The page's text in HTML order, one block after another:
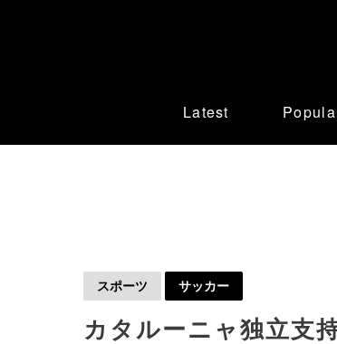
Latest
スポーツ サッカー
カタルーニャ独立支